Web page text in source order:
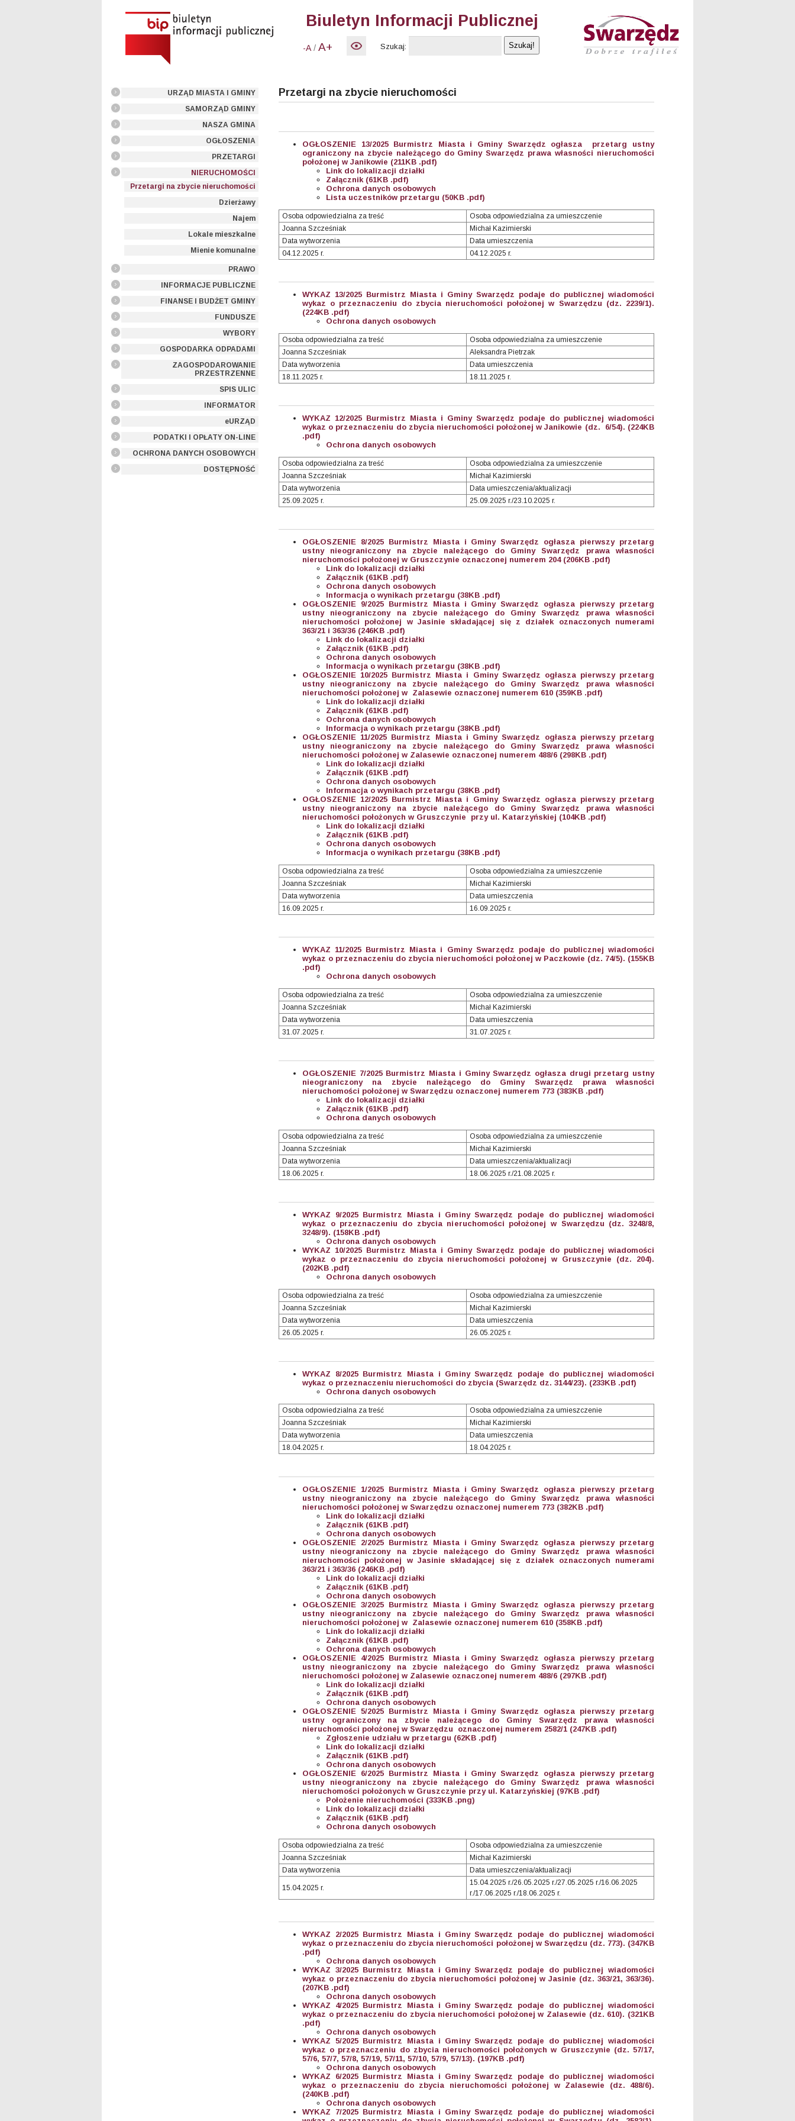
Biuletyn Informacji Publicznej
-A / A+ Szukaj:
URZĄD MIASTA I GMINY
SAMORZĄD GMINY
NASZA GMINA
OGŁOSZENIA
PRZETARGI
NIERUCHOMOŚCI
Przetargi na zbycie nieruchomości
Dzierżawy
Najem
Lokale mieszkalne
Mienie komunalne
PRAWO
INFORMACJE PUBLICZNE
FINANSE I BUDŻET GMINY
FUNDUSZE
WYBORY
GOSPODARKA ODPADAMI
ZAGOSPODAROWANIE
PRZESTRZENNE
SPIS ULIC
INFORMATOR
eURZĄD
PODATKI I OPŁATY ON-LINE
OCHRONA DANYCH OSOBOWYCH
DOSTĘPNOŚĆ
Przetargi na zbycie nieruchomości
OGŁOSZENIE 13/2025 Burmistrz Miasta i Gminy Swarzędz ogłasza przetarg ustny
ograniczony na zbycie należącego do Gminy Swarzędz prawa własności nieruchomości
położonej w Janikowie (211KB .pdf)
Link do lokalizacji działki
Załącznik (61KB .pdf)
Ochrona danych osobowych
Lista uczestników przetargu (50KB .pdf)
Osoba odpowiedzialna za treść
Osoba odpowiedzialna za umieszczenie
Joanna Szcześniak
Michał Kazimierski
Data wytworzenia
Data umieszczenia
04.12.2025 r.
04.12.2025 r.
WYKAZ 13/2025 Burmistrz Miasta i Gminy Swarzędz podaje do publicznej wiadomości
wykaz o przeznaczeniu do zbycia nieruchomości położonej w Swarzędzu (dz. 2239/1).
(224KB .pdf)
Ochrona danych osobowych
Osoba odpowiedzialna za treść
Osoba odpowiedzialna za umieszczenie
Joanna Szcześniak
Aleksandra Pietrzak
Data wytworzenia
Data umieszczenia
18.11.2025 r.
18.11.2025 r.
WYKAZ 12/2025 Burmistrz Miasta i Gminy Swarzędz podaje do publicznej wiadomości
wykaz o przeznaczeniu do zbycia nieruchomości położonej w Janikowie (dz. 6/54). (224KB
.pdf)
Ochrona danych osobowych
Osoba odpowiedzialna za treść
Osoba odpowiedzialna za umieszczenie
Joanna Szcześniak
Michał Kazimierski
Data wytworzenia
Data umieszczenia/aktualizacji
25.09.2025 r.
25.09.2025 r./23.10.2025 r.
OGŁOSZENIE 8/2025 Burmistrz Miasta i Gminy Swarzędz ogłasza pierwszy przetarg
ustny nieograniczony na zbycie należącego do Gminy Swarzędz prawa własności
nieruchomości położonej w Gruszczynie oznaczonej numerem 204 (206KB .pdf)
Link do lokalizacji działki
Załącznik (61KB .pdf)
Ochrona danych osobowych
Informacja o wynikach przetargu (38KB .pdf)
OGŁOSZENIE 9/2025 Burmistrz Miasta i Gminy Swarzędz ogłasza pierwszy przetarg
ustny nieograniczony na zbycie należącego do Gminy Swarzędz prawa własności
nieruchomości położonej w Jasinie składającej się z działek oznaczonych numerami
363/21 i 363/36 (246KB .pdf)
Link do lokalizacji działki
Załącznik (61KB .pdf)
Ochrona danych osobowych
Informacja o wynikach przetargu (38KB .pdf)
OGŁOSZENIE 10/2025 Burmistrz Miasta i Gminy Swarzędz ogłasza pierwszy przetarg
ustny nieograniczony na zbycie należącego do Gminy Swarzędz prawa własności
nieruchomości położonej w Zalasewie oznaczonej numerem 610 (359KB .pdf)
Link do lokalizacji działki
Załącznik (61KB .pdf)
Ochrona danych osobowych
Informacja o wynikach przetargu (38KB .pdf)
OGŁOSZENIE 11/2025 Burmistrz Miasta i Gminy Swarzędz ogłasza pierwszy przetarg
ustny nieograniczony na zbycie należącego do Gminy Swarzędz prawa własności
nieruchomości położonej w Zalasewie oznaczonej numerem 488/6 (298KB .pdf)
Link do lokalizacji działki
Załącznik (61KB .pdf)
Ochrona danych osobowych
Informacja o wynikach przetargu (38KB .pdf)
OGŁOSZENIE 12/2025 Burmistrz Miasta i Gminy Swarzędz ogłasza pierwszy przetarg
ustny nieograniczony na zbycie należącego do Gminy Swarzędz prawa własności
nieruchomości położonych w Gruszczynie przy ul. Katarzyńskiej (104KB .pdf)
Link do lokalizacji działki
Załącznik (61KB .pdf)
Ochrona danych osobowych
Informacja o wynikach przetargu (38KB .pdf)
Osoba odpowiedzialna za treść
Osoba odpowiedzialna za umieszczenie
Joanna Szcześniak
Michał Kazimierski
Data wytworzenia
Data umieszczenia
16.09.2025 r.
16.09.2025 r.
WYKAZ 11/2025 Burmistrz Miasta i Gminy Swarzędz podaje do publicznej wiadomości
wykaz o przeznaczeniu do zbycia nieruchomości położonej w Paczkowie (dz. 74/5). (155KB
.pdf)
Ochrona danych osobowych
Osoba odpowiedzialna za treść
Osoba odpowiedzialna za umieszczenie
Joanna Szcześniak
Michał Kazimierski
Data wytworzenia
Data umieszczenia
31.07.2025 r.
31.07.2025 r.
OGŁOSZENIE 7/2025 Burmistrz Miasta i Gminy Swarzędz ogłasza drugi przetarg ustny
nieograniczony na zbycie należącego do Gminy Swarzędz prawa własności
nieruchomości położonej w Swarzędzu oznaczonej numerem 773 (383KB .pdf)
Link do lokalizacji działki
Załącznik (61KB .pdf)
Ochrona danych osobowych
Osoba odpowiedzialna za treść
Osoba odpowiedzialna za umieszczenie
Joanna Szcześniak
Michał Kazimierski
Data wytworzenia
Data umieszczenia/aktualizacji
18.06.2025 r.
18.06.2025 r./21.08.2025 r.
WYKAZ 9/2025 Burmistrz Miasta i Gminy Swarzędz podaje do publicznej wiadomości
wykaz o przeznaczeniu do zbycia nieruchomości położonej w Swarzędzu (dz. 3248/8,
3248/9). (158KB .pdf)
Ochrona danych osobowych
WYKAZ 10/2025 Burmistrz Miasta i Gminy Swarzędz podaje do publicznej wiadomości
wykaz o przeznaczeniu do zbycia nieruchomości położonej w Gruszczynie (dz. 204).
(202KB .pdf)
Ochrona danych osobowych
Osoba odpowiedzialna za treść
Osoba odpowiedzialna za umieszczenie
Joanna Szcześniak
Michał Kazimierski
Data wytworzenia
Data umieszczenia
26.05.2025 r.
26.05.2025 r.
WYKAZ 8/2025 Burmistrz Miasta i Gminy Swarzędz podaje do publicznej wiadomości
wykaz o przeznaczeniu nieruchomości do zbycia (Swarzędz dz. 3144/23). (233KB .pdf)
Ochrona danych osobowych
Osoba odpowiedzialna za treść
Osoba odpowiedzialna za umieszczenie
Joanna Szcześniak
Michał Kazimierski
Data wytworzenia
Data umieszczenia
18.04.2025 r.
18.04.2025 r.
OGŁOSZENIE 1/2025 Burmistrz Miasta i Gminy Swarzędz ogłasza pierwszy przetarg
ustny nieograniczony na zbycie należącego do Gminy Swarzędz prawa własności
nieruchomości położonej w Swarzędzu oznaczonej numerem 773 (382KB .pdf)
Link do lokalizacji działki
Załącznik (61KB .pdf)
Ochrona danych osobowych
OGŁOSZENIE 2/2025 Burmistrz Miasta i Gminy Swarzędz ogłasza pierwszy przetarg
ustny nieograniczony na zbycie należącego do Gminy Swarzędz prawa własności
nieruchomości położonej w Jasinie składającej się z działek oznaczonych numerami
363/21 i 363/36 (246KB .pdf)
Link do lokalizacji działki
Załącznik (61KB .pdf)
Ochrona danych osobowych
OGŁOSZENIE 3/2025 Burmistrz Miasta i Gminy Swarzędz ogłasza pierwszy przetarg
ustny nieograniczony na zbycie należącego do Gminy Swarzędz prawa własności
nieruchomości położonej w Zalasewie oznaczonej numerem 610 (358KB .pdf)
Link do lokalizacji działki
Załącznik (61KB .pdf)
Ochrona danych osobowych
OGŁOSZENIE 4/2025 Burmistrz Miasta i Gminy Swarzędz ogłasza pierwszy przetarg
ustny nieograniczony na zbycie należącego do Gminy Swarzędz prawa własności
nieruchomości położonej w Zalasewie oznaczonej numerem 488/6 (297KB .pdf)
Link do lokalizacji działki
Załącznik (61KB .pdf)
Ochrona danych osobowych
OGŁOSZENIE 5/2025 Burmistrz Miasta i Gminy Swarzędz ogłasza pierwszy przetarg
ustny ograniczony na zbycie należącego do Gminy Swarzędz prawa własności
nieruchomości położonej w Swarzędzu oznaczonej numerem 2582/1 (247KB .pdf)
Zgłoszenie udziału w przetargu (62KB .pdf)
Link do lokalizacji działki
Załącznik (61KB .pdf)
Ochrona danych osobowych
OGŁOSZENIE 6/2025 Burmistrz Miasta i Gminy Swarzędz ogłasza pierwszy przetarg
ustny nieograniczony na zbycie należącego do Gminy Swarzędz prawa własności
nieruchomości położonych w Gruszczynie przy ul. Katarzyńskiej (97KB .pdf)
Położenie nieruchomości (333KB .png)
Link do lokalizacji działki
Załącznik (61KB .pdf)
Ochrona danych osobowych
Osoba odpowiedzialna za treść
Osoba odpowiedzialna za umieszczenie
Joanna Szcześniak
Michał Kazimierski
Data wytworzenia
Data umieszczenia/aktualizacji
15.04.2025 r.
15.04.2025 r./26.05.2025 r./27.05.2025 r./16.06.2025
r./17.06.2025 r./18.06.2025 r.
WYKAZ 2/2025 Burmistrz Miasta i Gminy Swarzędz podaje do publicznej wiadomości
wykaz o przeznaczeniu do zbycia nieruchomości położonej w Swarzędzu (dz. 773). (347KB
.pdf)
Ochrona danych osobowych
WYKAZ 3/2025 Burmistrz Miasta i Gminy Swarzędz podaje do publicznej wiadomości
wykaz o przeznaczeniu do zbycia nieruchomości położonej w Jasinie (dz. 363/21, 363/36).
(207KB .pdf)
Ochrona danych osobowych
WYKAZ 4/2025 Burmistrz Miasta i Gminy Swarzędz podaje do publicznej wiadomości
wykaz o przeznaczeniu do zbycia nieruchomości położonej w Zalasewie (dz. 610). (321KB
.pdf)
Ochrona danych osobowych
WYKAZ 5/2025 Burmistrz Miasta i Gminy Swarzędz podaje do publicznej wiadomości
wykaz o przeznaczeniu do zbycia nieruchomości położonych w Gruszczynie (dz. 57/17,
57/6, 57/7, 57/8, 57/19, 57/11, 57/10, 57/9, 57/13). (197KB .pdf)
Ochrona danych osobowych
WYKAZ 6/2025 Burmistrz Miasta i Gminy Swarzędz podaje do publicznej wiadomości
wykaz o przeznaczeniu do zbycia nieruchomości położonej w Zalasewie (dz. 488/6).
(240KB .pdf)
Ochrona danych osobowych
WYKAZ 7/2025 Burmistrz Miasta i Gminy Swarzędz podaje do publicznej wiadomości